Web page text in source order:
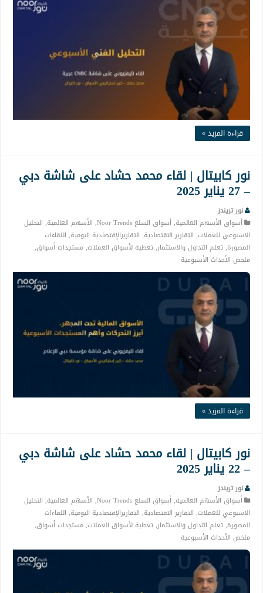
قراءة المزيد »
نور كابيتال | لقاء محمد حشاد على شاشة دبي
– 27 يناير 2025
نور تريندز
أسواق الأسهم العالمية,أسواق السلع Noor Trends , الأسهم العالمية, التحليل
الاسبوعي للعملات, التقارير الاقتصادية, التقاريرالإقتصادية اليومية, اللقاءات
المصورة,تعلم التداول والاستثمار,تغطية لأسواق العملات,مستجدات أسواق,
ملخص الأحداث الأسبوعية
قراءة المزيد »
نور كابيتال | لقاء محمد حشاد على شاشة دبي
– 22 يناير 2025
نور تريندز
أسواق الأسهم العالمية,أسواق السلع Noor Trends , الأسهم العالمية, التحليل
الاسبوعي للعملات, التقارير الاقتصادية, التقاريرالإقتصادية اليومية, اللقاءات
المصورة,تعلم التداول والاستثمار,تغطية لأسواق العملات,مستجدات أسواق,
ملخص الأحداث الأسبوعية